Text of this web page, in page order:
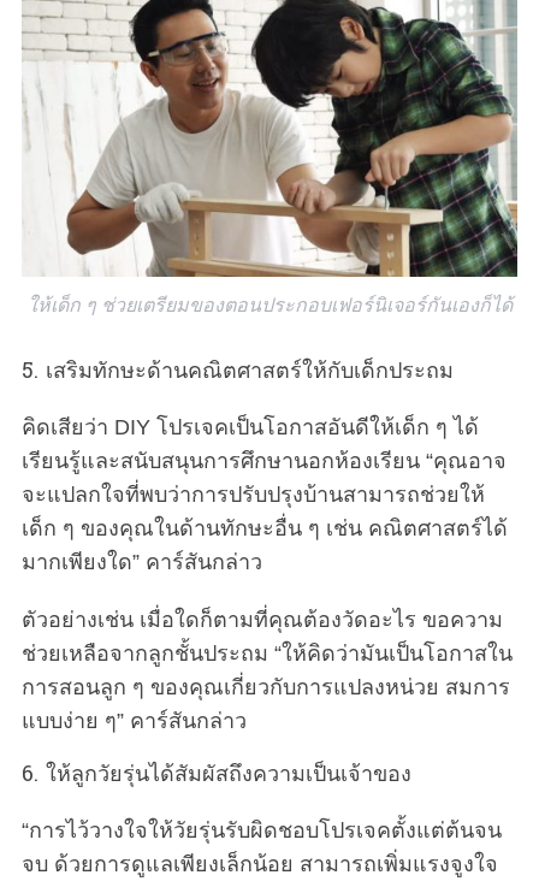
ให้เด็ก ๆ ช่วยเตรียมของตอนประกอบเฟอร์นิเจอร์กันเองก็ได้
5. เสริมทักษะด้านคณิตศาสตร์ให้กับเด็กประถม
คิดเสียว่า DIY โปรเจคเป็นโอกาสอันดีให้เด็ก ๆ ได้
เรียนรู้และสนับสนุนการศึกษานอกห้องเรียน “คุณอาจ
จะแปลกใจที่พบว่าการปรับปรุงบ้านสามารถช่วยให้
เด็ก ๆ ของคุณในด้านทักษะอื่น ๆ เช่น คณิตศาสตร์ได้
มากเพียงใด” คาร์สันกล่าว
ตัวอย่างเช่น เมื่อใดก็ตามที่คุณต้องวัดอะไร ขอความ
ช่วยเหลือจากลูกชั้นประถม “ให้คิดว่ามันเป็นโอกาสใน
การสอนลูก ๆ ของคุณเกี่ยวกับการแปลงหน่วย สมการ
แบบง่าย ๆ” คาร์สันกล่าว
6. ให้ลูกวัยรุ่นได้สัมผัสถึงความเป็นเจ้าของ
“การไว้วางใจให้วัยรุ่นรับผิดชอบโปรเจคตั้งแต่ต้นจน
จบ ด้วยการดูแลเพียงเล็กน้อย สามารถเพิ่มแรงจูงใจ